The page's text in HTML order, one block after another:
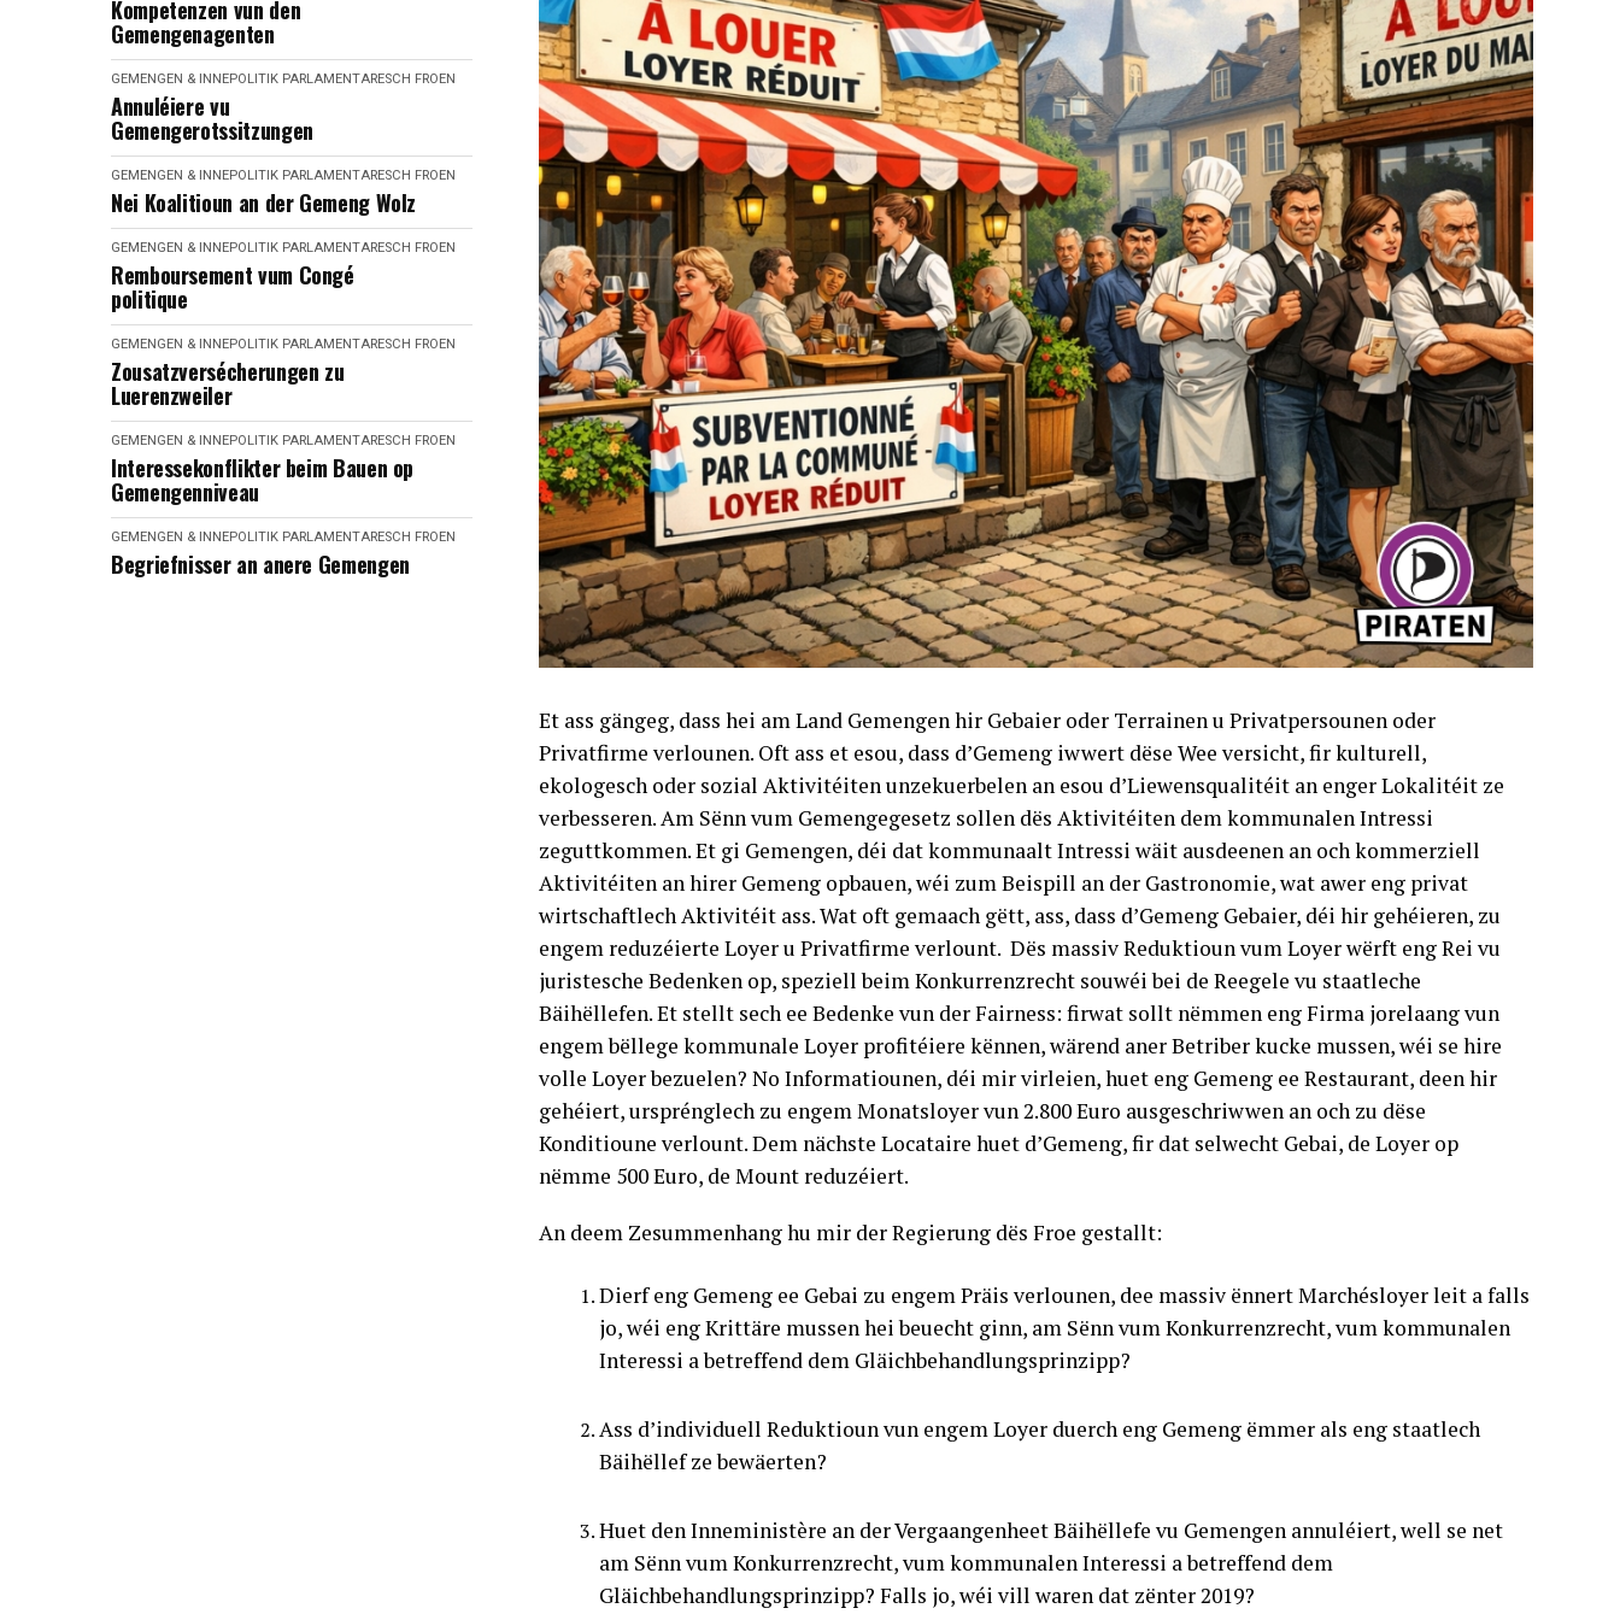
Kompetenzen vun den
Gemengenagenten
GEMENGEN & INNEPOLITIK PARLAMENTARESCH FROEN
Annuléiere vu
Gemengerotssitzungen
GEMENGEN & INNEPOLITIK PARLAMENTARESCH FROEN
Nei Koalitioun an der Gemeng Wolz
GEMENGEN & INNEPOLITIK PARLAMENTARESCH FROEN
Remboursement vum Congé
politique
GEMENGEN & INNEPOLITIK PARLAMENTARESCH FROEN
Zousatzversécherungen zu
Luerenzweiler
GEMENGEN & INNEPOLITIK PARLAMENTARESCH FROEN
Interessekonflikter beim Bauen op
Gemengenniveau
GEMENGEN & INNEPOLITIK PARLAMENTARESCH FROEN
Begriefnisser an anere Gemengen
Et ass gängeg, dass hei am Land Gemengen hir Gebaier oder Terrainen u Privatpersounen oder
Privatfirme verlounen. Oft ass et esou, dass d’Gemeng iwwert dëse Wee versicht, fir kulturell,
ekologesch oder sozial Aktivitéiten unzekuerbelen an esou d’Liewensqualitéit an enger Lokalitéit ze
verbesseren. Am Sënn vum Gemengegesetz sollen dës Aktivitéiten dem kommunalen Intressi
zeguttkommen. Et gi Gemengen, déi dat kommunaalt Intressi wäit ausdeenen an och kommerziell
Aktivitéiten an hirer Gemeng opbauen, wéi zum Beispill an der Gastronomie, wat awer eng privat
wirtschaftlech Aktivitéit ass. Wat oft gemaach gëtt, ass, dass d’Gemeng Gebaier, déi hir gehéieren, zu
engem reduzéierte Loyer u Privatfirme verlount. Dës massiv Reduktioun vum Loyer wërft eng Rei vu
juristesche Bedenken op, speziell beim Konkurrenzrecht souwéi bei de Reegele vu staatleche
Bäihëllefen. Et stellt sech ee Bedenke vun der Fairness: firwat sollt nëmmen eng Firma jorelaang vun
engem bëllege kommunale Loyer profitéiere kënnen, wärend aner Betriber kucke mussen, wéi se hire
volle Loyer bezuelen? No Informatiounen, déi mir virleien, huet eng Gemeng ee Restaurant, deen hir
gehéiert, ursprénglech zu engem Monatsloyer vun 2.800 Euro ausgeschriwwen an och zu dëse
Konditioune verlount. Dem nächste Locataire huet d’Gemeng, fir dat selwecht Gebai, de Loyer op
nëmme 500 Euro, de Mount reduzéiert.
An deem Zesummenhang hu mir der Regierung dës Froe gestallt:
Dierf eng Gemeng ee Gebai zu engem Präis verlounen, dee massiv ënnert Marchésloyer leit a falls
jo, wéi eng Krittäre mussen hei beuecht ginn, am Sënn vum Konkurrenzrecht, vum kommunalen
Interessi a betreffend dem Gläichbehandlungsprinzipp?
Ass d’individuell Reduktioun vun engem Loyer duerch eng Gemeng ëmmer als eng staatlech
Bäihëllef ze bewäerten?
Huet den Inneministère an der Vergaangenheet Bäihëllefe vu Gemengen annuléiert, well se net
am Sënn vum Konkurrenzrecht, vum kommunalen Interessi a betreffend dem
Gläichbehandlungsprinzipp? Falls jo, wéi vill waren dat zënter 2019?